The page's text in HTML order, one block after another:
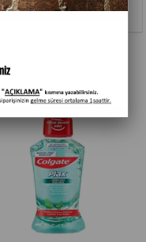
Filtreleme